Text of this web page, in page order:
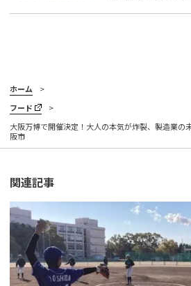
ホーム
フード
大阪万博で開催決定！大人の本気が炸裂、製造業の
阪市
関連記事